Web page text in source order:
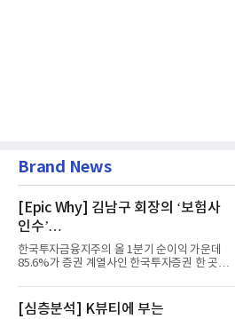
Brand News
[Epic Why] 김남구 회장의 ‘보험사
인수’
발걸음이 신중해진 배경은?
한국투자금융지주의 올 1분기 순이익 가운데
85.6%가 증권 계열사인 한국투자증권 한 곳에
[심층분석] K뷰티에 부는